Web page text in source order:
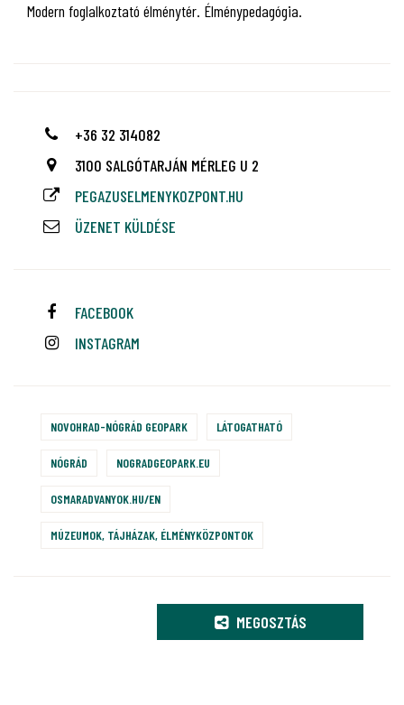
Modern foglalkoztató élménytér. Élménypedagógia.
+36 32 314082
3100 SALGÓTARJÁN MÉRLEG U 2
PEGAZUSELMENYKOZPONT.HU
ÜZENET KÜLDÉSE
FACEBOOK
INSTAGRAM
NOVOHRAD-NÓGRÁD GEOPARK LÁTOGATHATÓ
NÓGRÁD NOGRADGEOPARK.EU
OSMARADVANYOK.HU/EN
MÚZEUMOK, TÁJHÁZAK, ÉLMÉNYKÖZPONTOK
MEGOSZTÁS